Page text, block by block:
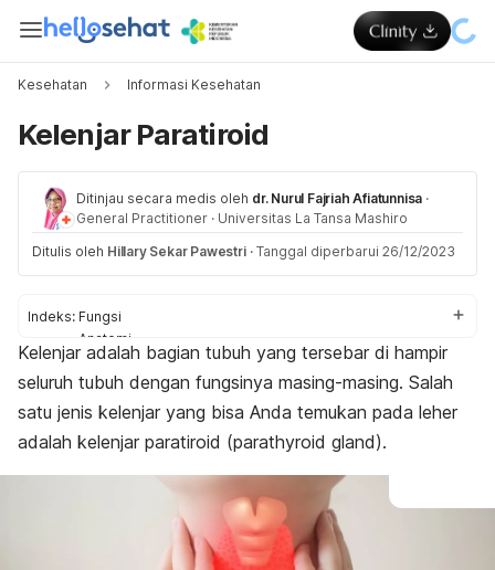
Kesehatan Informasi Kesehatan
Kelenjar Paratiroid
Ditinjau secara medis oleh dr. Nurul Fajriah Afiatunnisa ·
General Practitioner · Universitas La Tansa Mashiro
Ditulis oleh Hillary Sekar Pawestri · Tanggal diperbarui 26/12/2023
Indeks: Fungsi
Anatomi
Gangguan
Kelenjar adalah bagian tubuh yang tersebar di hampir
seluruh tubuh dengan fungsinya masing-masing. Salah
satu jenis kelenjar yang bisa Anda temukan pada leher
adalah kelenjar paratiroid (parathyroid gland).